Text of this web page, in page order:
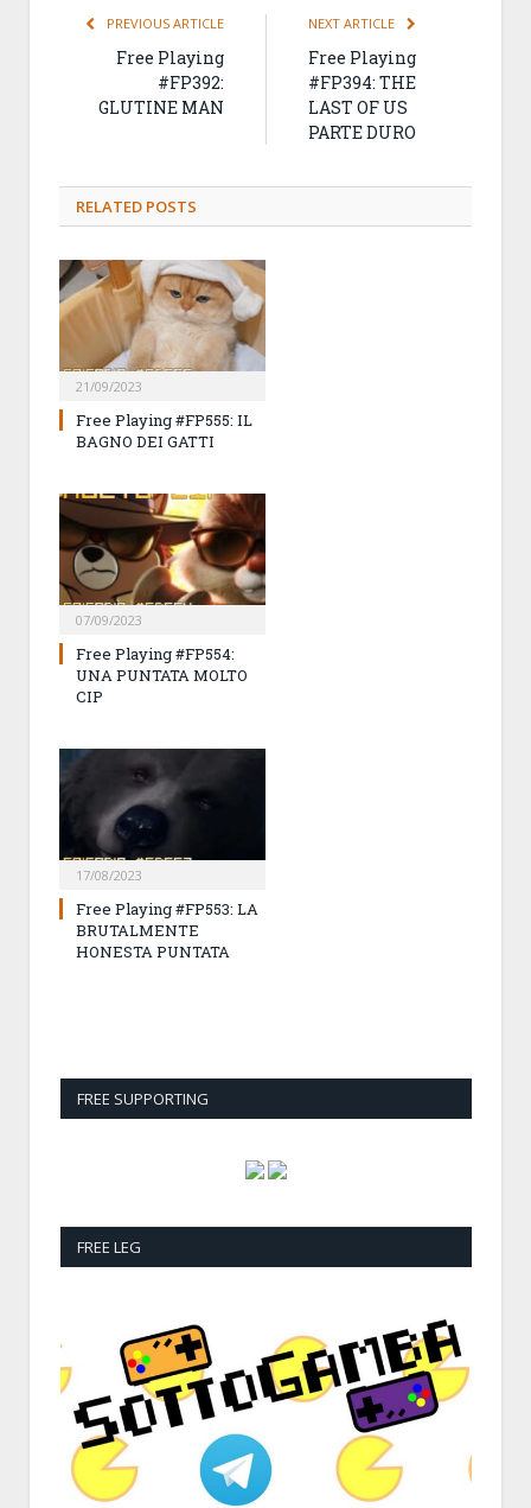
PREVIOUS ARTICLE
Free Playing
#FP392:
GLUTINE MAN
NEXT ARTICLE
Free Playing
#FP394: THE
LAST OF US
PARTE DURO
RELATED POSTS
21/09/2023
Free Playing #FP555: IL
BAGNO DEI GATTI
07/09/2023
Free Playing #FP554:
UNA PUNTATA MOLTO
CIP
17/08/2023
Free Playing #FP553: LA
BRUTALMENTE
HONESTA PUNTATA
FREE SUPPORTING
FREE LEG